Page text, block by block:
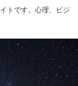
トです。心理、ビジ